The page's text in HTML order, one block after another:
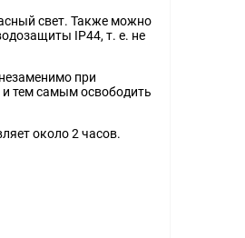
свет. Также можно
IP44, т. е. не
при
и тем самым освободить
около 2 часов.